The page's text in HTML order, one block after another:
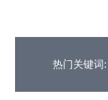
热门关键词: